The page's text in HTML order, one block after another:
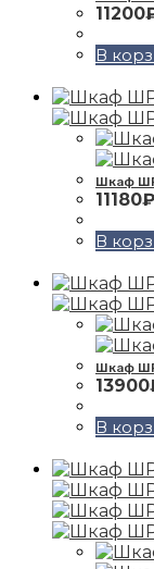
11200
В
Шкаф
11180₽
В
Шкаф
13900
В